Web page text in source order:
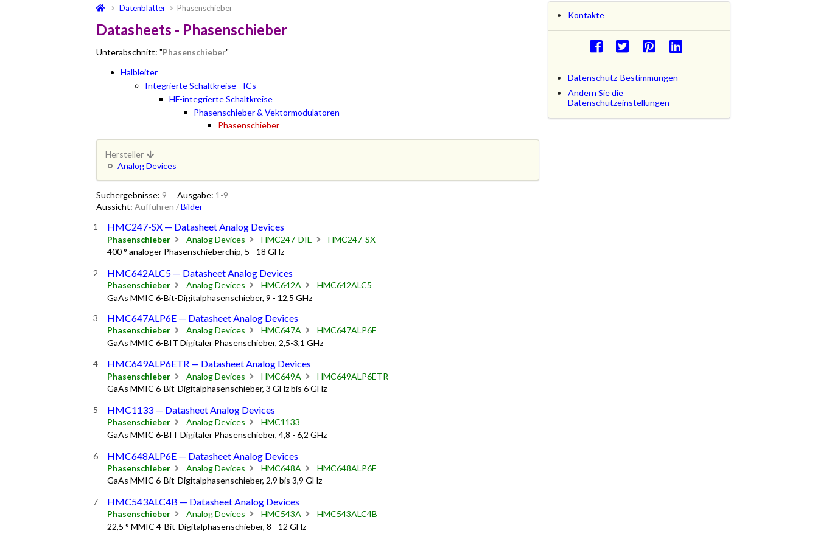
Datenblätter Phasenschieber
Datasheets - Phasenschieber
Unterabschnitt: "Phasenschieber"
Halbleiter
Integrierte Schaltkreise - ICs
HF-integrierte Schaltkreise
Phasenschieber & Vektormodulatoren
Phasenschieber
Hersteller
Analog Devices
Suchergebnisse: 9 Ausgabe: 1-9
Aussicht: Aufführen /Bilder
HMC247-SX — Datasheet Analog Devices
Phasenschieber Analog Devices HMC247-DIE
HMC247-SX
400 ° analoger Phasenschieberchip, 5 - 18 GHz
HMC642ALC5 — Datasheet Analog Devices
Phasenschieber Analog Devices HMC642A
HMC642ALC5
GaAs MMIC 6-Bit-Digitalphasenschieber, 9 - 12,5 GHz
HMC647ALP6E — Datasheet Analog Devices
Phasenschieber Analog Devices HMC647A
HMC647ALP6E
GaAs MMIC 6-BIT Digitaler Phasenschieber, 2,5-3,1 GHz
HMC649ALP6ETR — Datasheet Analog Devices
Phasenschieber Analog Devices HMC649A
HMC649ALP6ETR
GaAs MMIC 6-Bit-Digitalphasenschieber, 3 GHz bis 6 GHz
HMC1133 — Datasheet Analog Devices
Phasenschieber Analog Devices
HMC1133
GaAs MMIC 6-BIT Digitaler Phasenschieber, 4,8 - 6,2 GHz
HMC648ALP6E — Datasheet Analog Devices
Phasenschieber Analog Devices HMC648A
HMC648ALP6E
GaAs MMIC 6-Bit-Digitalphasenschieber, 2,9 bis 3,9 GHz
HMC543ALC4B — Datasheet Analog Devices
Phasenschieber Analog Devices HMC543A
HMC543ALC4B
22,5 ° MMIC 4-Bit-Digitalphasenschieber, 8 - 12 GHz
Kontakte
Datenschutz-Bestimmungen
Ändern Sie die
Datenschutzeinstellungen